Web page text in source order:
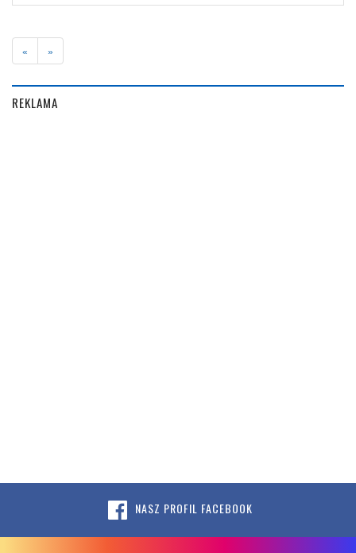
« »
REKLAMA
NASZ PROFIL FACEBOOK